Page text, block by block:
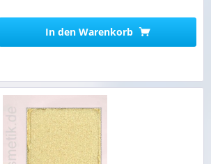
In den Warenkorb